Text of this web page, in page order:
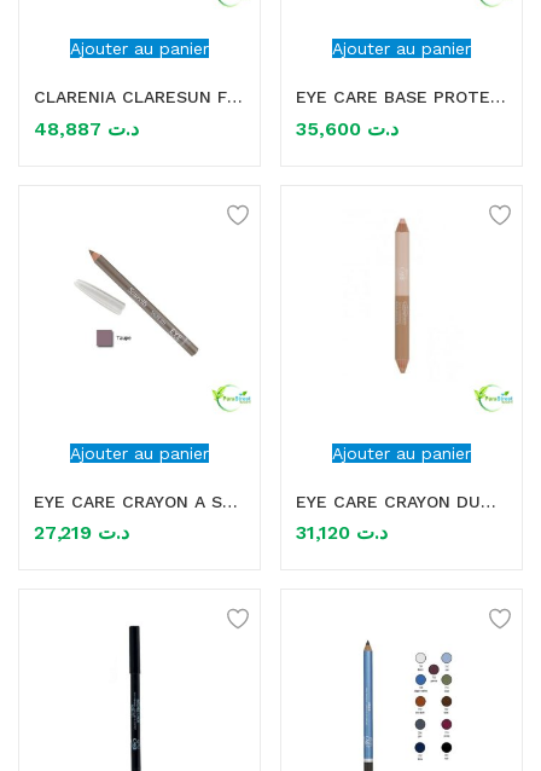
médical)
Ajouter au panier
CLARENIA CLARESUN FOND DE TEINT 02 MEDIUM SPF50+ WATERPROOF 50ML
د.ت
Ajouter au panier
EYE CARE BASE PROTECTRICE 8 ML
د.ت
Ajouter au panier
EYE CARE CRAYON A SOURCILS
د.ت
Ajouter au panier
EYE CARE CRAYON DUO CORRECTEUR DE TEINT 141 BEIGE/BEIGE FONCE
د.ت